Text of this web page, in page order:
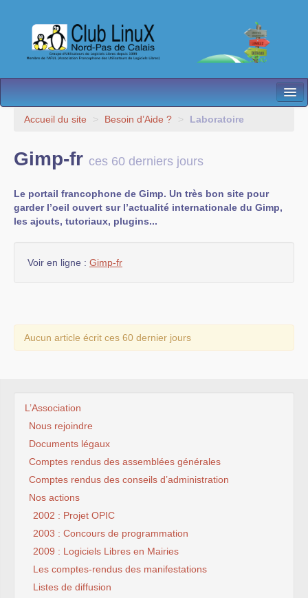
L’Association
Besoin d’Aide ?
Contact
Les antennes
Accueil du site > Besoin d’Aide ? > Laboratoire
Gimp-fr ces 60 derniers jours
Le portail francophone de Gimp. Un très bon site pour
garder l’oeil ouvert sur l’actualité internationale du Gimp,
les ajouts, tutoriaux, plugins...
Voir en ligne : Gimp-fr
Aucun article écrit ces 60 dernier jours
L’Association
Nous rejoindre
Documents légaux
Comptes rendus des assemblées générales
Comptes rendus des conseils d’administration
Nos actions
2002 : Projet OPIC
2003 : Concours de programmation
2009 : Logiciels Libres en Mairies
Les comptes-rendus des manifestations
Listes de diffusion